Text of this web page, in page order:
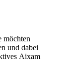
möchten
und dabei
Aixam